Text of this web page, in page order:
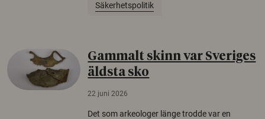
Säkerhetspolitik
Gammalt skinn var Sveriges
äldsta sko
22 juni 2026
Det som arkeologer länge trodde var en